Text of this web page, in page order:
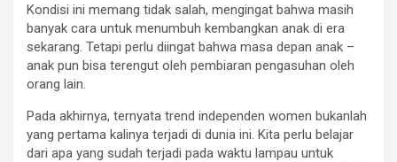
Kondisi ini memang tidak salah, mengingat bahwa masih
banyak cara untuk menumbuh kembangkan anak di era
sekarang. Tetapi perlu diingat bahwa masa depan anak –
anak pun bisa terengut oleh pembiaran pengasuhan oleh
orang lain.
Pada akhirnya, ternyata trend independen women bukanlah
yang pertama kalinya terjadi di dunia ini. Kita perlu belajar
dari apa yang sudah terjadi pada waktu lampau untuk